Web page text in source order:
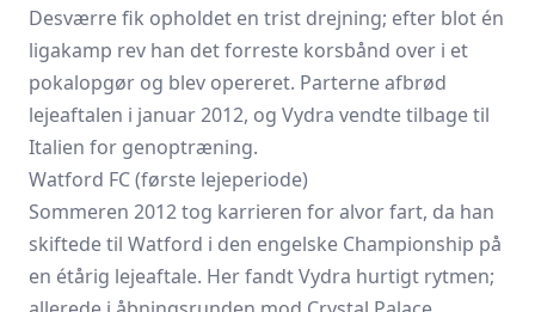
Desværre fik opholdet en trist drejning; efter blot én
ligakamp rev han det forreste korsbånd over i et
pokalopgør og blev opereret. Parterne afbrød
lejeaftalen i januar 2012, og Vydra vendte tilbage til
Italien for genoptræning.
Watford FC (første lejeperiode)
Sommeren 2012 tog karrieren for alvor fart, da han
skiftede til Watford i den engelske Championship på
en étårig lejeaftale. Her fandt Vydra hurtigt rytmen;